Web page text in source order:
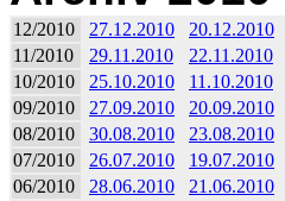
12/2010 27.12.2010 20.12.2010
11/2010
29.11.2010 22.11.2010
10/2010
25.10.2010 11.10.2010
09/2010
27.09.2010 20.09.2010
08/2010
30.08.2010 23.08.2010
07/2010
26.07.2010 19.07.2010
06/2010
28.06.2010 21.06.2010